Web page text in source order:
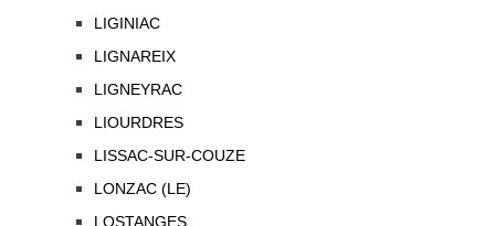
LIGINIAC
LIGNAREIX
LIGNEYRAC
LIOURDRES
LISSAC-SUR-COUZE
LONZAC (LE)
LOSTANGES